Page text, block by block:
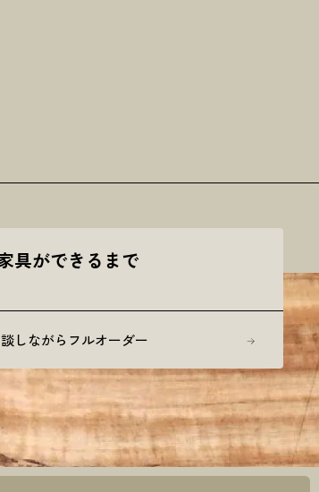
具ができるまで
しながらフルオーダー